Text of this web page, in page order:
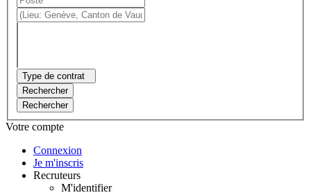
Type de contrat
Rechercher
Rechercher
Votre compte
Connexion
Je m'inscris
Recruteurs
M'identifier